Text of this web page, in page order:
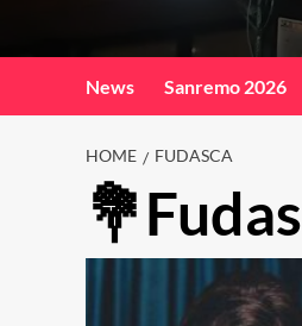
News Sanremo 2026
HOME FUDASCA